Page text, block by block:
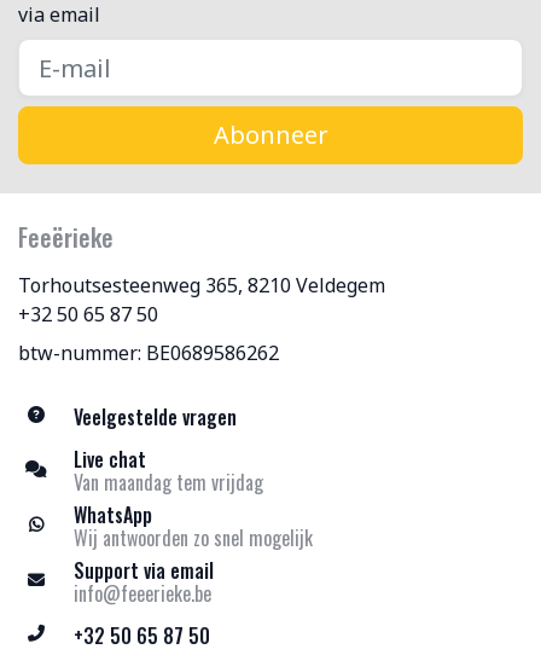
via email
Abonneer
Feeërieke
Torhoutsesteenweg 365, 8210 Veldegem
+32 50 65 87 50
btw-nummer: BE0689586262
Veelgestelde vragen
Live chat
Van maandag tem vrijdag
WhatsApp
Wij antwoorden zo snel mogelijk
Support via email
info@feeerieke.be
+32 50 65 87 50